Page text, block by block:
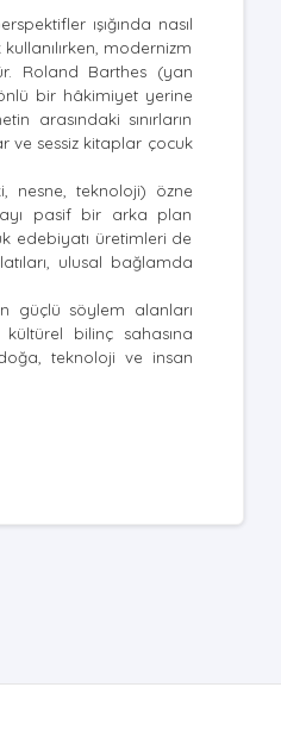
ışığında nasıl
modernizm
Roland Barthes (yan
bir hâkimiyet yerine
arasındaki sınırların
ve sessiz kitaplar çocuk
nesne, teknoloji) özne
pasif bir arka plan
edebiyatı üretimleri de
ulusal bağlamda
güçlü söylem alanları
bilinç sahasına
teknoloji ve insan